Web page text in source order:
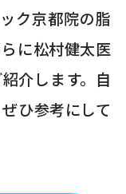
ク京都院の脂
に松村健太医
介します。自
ひ参考にして